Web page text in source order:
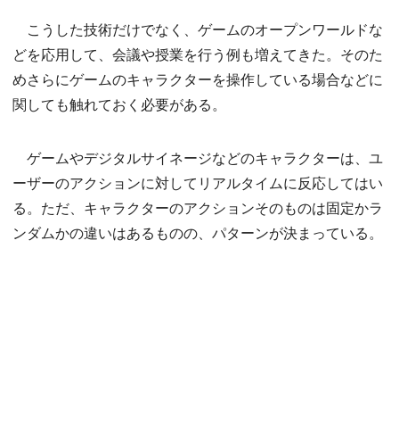
こうした技術だけでなく、ゲームのオープンワールドな
どを応用して、会議や授業を行う例も増えてきた。そのた
めさらにゲームのキャラクターを操作している場合などに
関しても触れておく必要がある。
ゲームやデジタルサイネージなどのキャラクターは、ユ
ーザーのアクションに対してリアルタイムに反応してはい
る。ただ、キャラクターのアクションそのものは固定かラ
ンダムかの違いはあるものの、パターンが決まっている。